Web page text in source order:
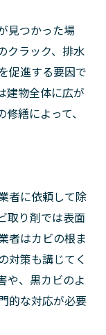
見つかった場
クラック、排水
促進する要因で
建物全体に広が
繕によって、
者に依頼して除
取り剤では表面
者はカビの根ま
対策も講じてく
や、黒カビのよ
的な対応が必要